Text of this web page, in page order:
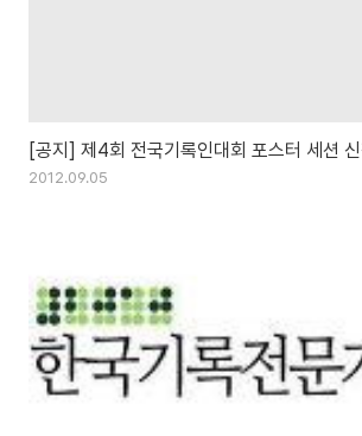
[공지] 제4회 전국기록인대회 포스터 세션
2012.09.05